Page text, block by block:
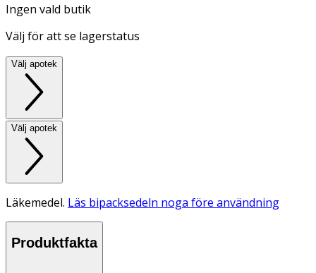
Ingen vald butik
Välj för att se lagerstatus
Välj apotek
Välj apotek
Läkemedel. Läs bipacksedeln noga före användning
Produktfakta